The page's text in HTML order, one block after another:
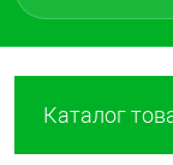
Каталог